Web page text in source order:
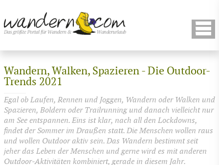
Wandern, Walken, Spazieren - Die Outdoor-
Trends 2021
Egal ob Laufen, Rennen und Joggen, Wandern oder Walken und
Spazieren, Boldern oder Trailrunning und danach vielleicht nur
am See entspannen. Eins ist klar, nach all den Lockdowns,
findet der Sommer im Draußen statt. Die Menschen wollen raus
und wollen Outdoor aktiv sein. Das Wandern bestimmt seit
jeher das Leben der Menschen und gerne wird es mit anderen
Outdoor-Aktivitäten kombiniert, gerade in diesem Jahr.